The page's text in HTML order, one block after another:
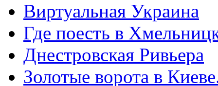
Виртуальная Украина
Где поесть в
Днестровская Ривьера
Золотые ворота в